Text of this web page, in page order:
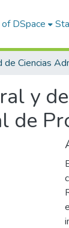
DSpace
y
de